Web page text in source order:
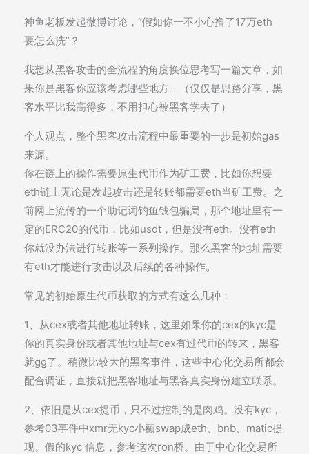
神鱼老板发起微博讨论，“假如你一不小心撸了17万eth
要怎么洗”？
我想从黑客攻击的全流程的角度换位思考写一篇文章，如
果你是黑客你应该考虑哪些地方。（仅仅是思路分享，黑
客水平比我高得多，不用担心被黑客学去了）
个人观点，整个黑客攻击流程中最重要的一步是初始gas
来源。
你在链上的操作需要原生代币作为矿工费，比如你想要
eth链上无论是发起攻击还是转账都需要eth当矿工费。之
前网上流传的一个助记词钓鱼钱包骗局，那个地址里有一
定的ERC20的代币，比如usdt，但是没有eth。没有eth
你就没办法进行转账等一系列操作。那么黑客的地址需要
有eth才能进行攻击以及后续的各种操作。
常见的初始原生代币获取的方式有这么几种：
1、从cex或者其他地址转账，这里如果你的cex的kyc是
你的真实身份或者其他地址与cex有过代币的转来，黑客
就gg了。稍微比较大的黑客事件，这些中心化交易所都会
配合调证，直接就把黑客地址与黑客真实身份建立联系。
2、依旧是从cex提币，只不过控制的是肉鸡。没有kyc，
参考03事件中xmr无kyc小额swap成eth、bnb、matic提
现。假的kyc 信息，参考这次ron桥。由于中心化交易所